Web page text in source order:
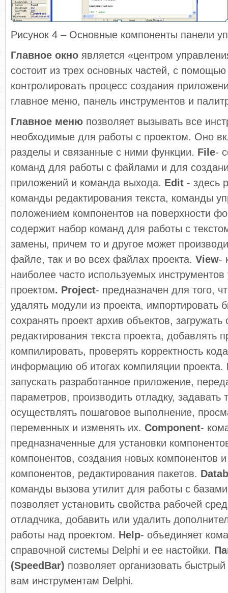
Рисунок 4 – Основные компоненты панели
Главное окно является «центром
состоит из трех основных частей, с
контролировать процесс создания
главное меню, панель инструментов и
Главное меню позволяет вызывать все
необходимые для работы с проектом. Оно
разделы и связанные с ними функции. File-
команд для работы с файлами и для
приложений и команда выхода. Edit - здесь
команды редактирования текста, команды
положением компонентов на поверхности
содержит набор команд для работы с
замены, причем то и другое может
файле, так и во всех файлах проекта. View-
наиболее часто используемых
проектом. Project- предназначен для того,
удалять модули из проекта, импортировать
сохранять проект архив объектов, загружать
редактирования текста проекта, добавлять
компилировать, проверять корректность
информацию об итогах компиляции проекта.
запускать разработанное приложение,
параметров, производить отладку, задавать
осуществлять пошаговое выполнение,
переменных и изменять их. Component-
предназначенные для установки
компонентов, создания новых компонентов
компонентов, редактирования пакетов.
команды вызова утилит для работы с
позволяет установить свойства рабочей
отладчика, добавить или удалить
работы над проектом. Help- объединяет
справочной системы Delphi и ее настойки.
(SpeedBar) позволяет организовать
вам инструментам Delphi.